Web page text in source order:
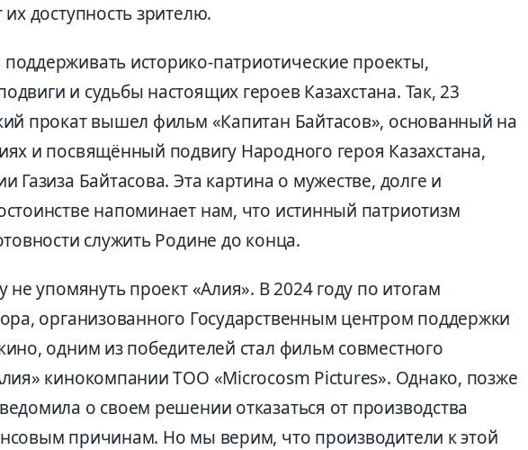
доступность зрителю.
историко-патриотические проекты,
и судьбы настоящих героев Казахстана. Так, 23
прокат вышел фильм «Капитан Байтасов», основанный на
и посвящённый подвигу Народного героя Казахстана,
Газиза Байтасова. Эта картина о мужестве, долге и
напоминает нам, что истинный патриотизм
служить Родине до конца.
не упомянуть проект «Алия». В 2024 году по итогам
организованного Государственным центром поддержки
одним из победителей стал фильм совместного
кинокомпании ТОО «Microcosm Pictures». Однако, позже
о своем решении отказаться от производства
причинам. Но мы верим, что производители к этой